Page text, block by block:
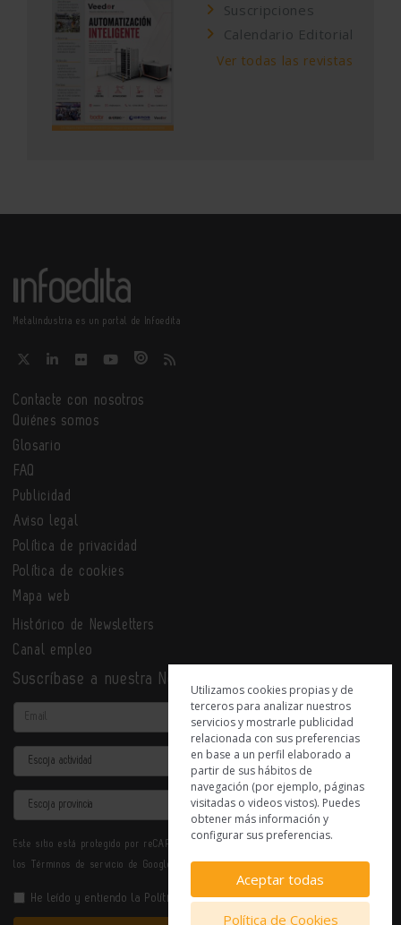
Suscripciones
Calendario Editorial
Ver todas las revistas
Metalindustria es un portal de Infoedita
Contacte con nosotros
Quiénes somos
Glosario
FAQ
Publicidad
Aviso legal
Política de privacidad
Política de cookies
Mapa web
Histórico de Newsletters
Canal empleo
Suscríbase a nuestra Newsletter
Email
Actividad
Provincia
Este sitio está protegido por reCAPTCHA y se aplican la
los Términos de servicio de Google.
He leído y entiendo la Política de Privacidad
Utilizamos cookies propias y de
terceros para analizar nuestros
servicios y mostrarle publicidad
relacionada con sus preferencias
en base a un perfil elaborado a
partir de sus hábitos de
navegación (por ejemplo, páginas
visitadas o videos vistos). Puedes
obtener más información y
configurar sus preferencias.
Aceptar todas
Política de Cookies